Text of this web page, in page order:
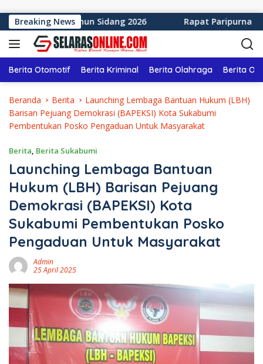
Breaking News
Tahun Sidang 2026 Rapat Paripurna ke-12
Berita Otomotif Berita Kriminal Berita Olahraga Berita
Beranda Berita
Launching Lembaga Bantuan Hukum (LBH)
Barisan Pejuang Demokrasi (BAPEKSI) Kota Sukabumi
Pembentukan Posko Pengaduan Untuk Masyarakat
Berita, Berita Sukabumi
Launching Lembaga Bantuan
Hukum (LBH) Barisan Pejuang
Demokrasi (BAPEKSI) Kota
Sukabumi Pembentukan Posko
Pengaduan Untuk Masyarakat
Admin
25 April 2025